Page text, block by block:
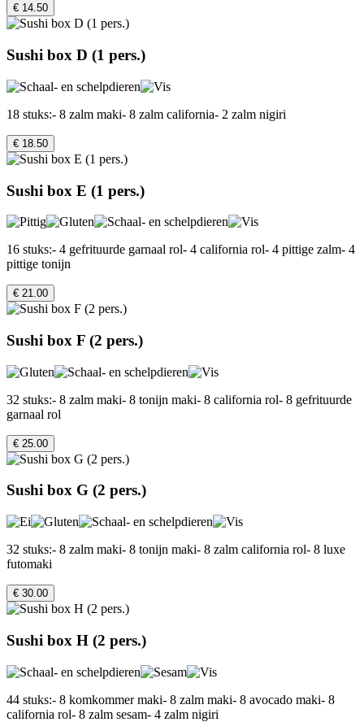
€ 14.50
Sushi box D (1 pers.)
18 stuks:- 8 zalm maki- 8 zalm california- 2 zalm nigiri
€ 18.50
Sushi box E (1 pers.)
16 stuks:- 4 gefrituurde garnaal rol- 4 california rol- 4 pittige zalm- 4
pittige tonijn
€ 21.00
Sushi box F (2 pers.)
32 stuks:- 8 zalm maki- 8 tonijn maki- 8 california rol- 8 gefrituurde
garnaal rol
€ 25.00
Sushi box G (2 pers.)
32 stuks:- 8 zalm maki- 8 tonijn maki- 8 zalm california rol- 8 luxe
futomaki
€ 30.00
Sushi box H (2 pers.)
44 stuks:- 8 komkommer maki- 8 zalm maki- 8 avocado maki- 8
california rol- 8 zalm sesam- 4 zalm nigiri